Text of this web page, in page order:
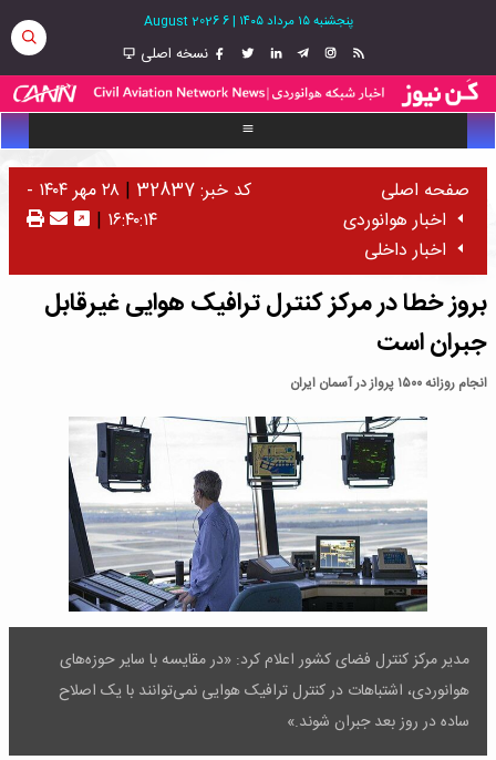
پنجشنبه ۱۵ مرداد ۱۴۰۵ |
6 August 2026
نسخه اصلی
صفحه اصلی
اخبار هوانوردی
اخبار داخلی
کد خبر: 32837 |
۲۸ مهر ۱۴۰۴ -
۱۶:۴۰:۱۴ |
بروز خطا در مرکز کنترل ترافیک هوایی غیرقابل
جبران است
انجام روزانه ۱۵۰۰ پرواز در آسمان ایران
مدیر مرکز کنترل فضای کشور اعلام کرد: «در مقایسه با سایر حوزه‌های
هوانوردی، اشتباهات در کنترل ترافیک هوایی نمی‌توانند با یک اصلاح
ساده در روز بعد جبران شوند.»